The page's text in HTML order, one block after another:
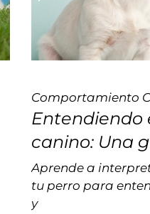
Comportamiento
Entendiendo
canino: Una
Aprende a
tu perro para
y